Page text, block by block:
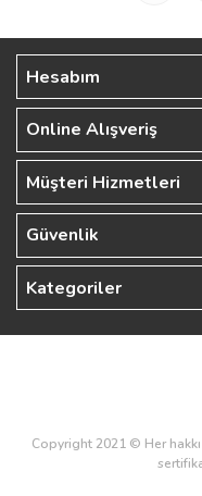
Hesabım
Online Alışveriş
Müşteri Hizmetleri
Güvenlik
Kategoriler
Copyright 2021 © Her